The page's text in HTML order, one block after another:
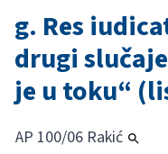
g. Res
drugi
je u toku“
AP 100/06 Rakić